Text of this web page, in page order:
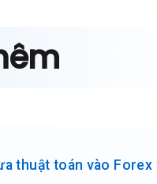
thuật toán vào Forex